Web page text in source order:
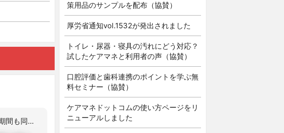
何年も生活状態、身体状況が変わらない人であれば、目標も期間も同様のものを繰り返し
策用品のサンプルを配布（協賛）
厚労省通知vol.1532が発出されました
トイレ・尿器・寝具の汚れにどう対応？
試したケアマネと利用者の声（協賛）
口腔評価と歯科連携のポイントを学ぶ無
料セミナー（協賛）
ケアマネドットコムの使い方ページをリ
ニューアルしました